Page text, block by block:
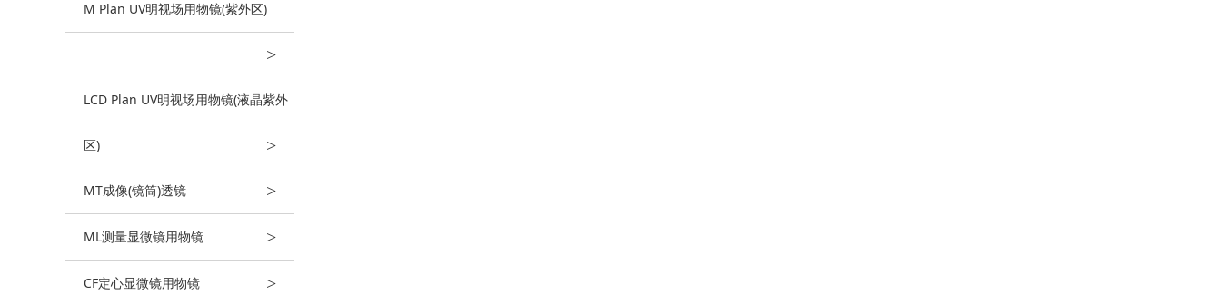
M Plan UV明视场用物镜(紫外区)
>
LCD Plan UV明视场用物镜(液晶紫外
区) >
MT成像(镜筒)透镜 >
ML测量显微镜用物镜 >
CF定心显微镜用物镜 >